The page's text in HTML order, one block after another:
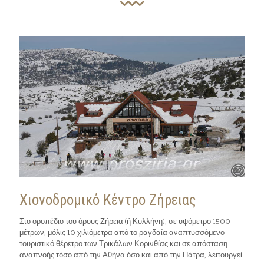
Χιονοδρομικό Κέντρο Ζήρειας
Στο οροπέδιο του όρους Ζήρεια (ή Κυλλήνη), σε υψόμετρο 1500
μέτρων, μόλις 10 χιλιόμετρα από το ραγδαία αναπτυσσόμενο
τουριστικό θέρετρο των Τρικάλων Κορινθίας και σε απόσταση
αναπνοής τόσο από την Αθήνα όσο και από την Πάτρα, λειτουργεί